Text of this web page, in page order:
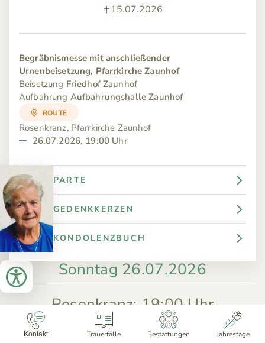
Kontakt Trauerfälle Bestattungen Jahrestage
Büroöffnungszeiten:
8:00–12:00 + 13:00–16:00 Uhr
PARTE
GEDENKKERZEN
KONDOLENZBUCH
15.07.2026
Begräbnismesse mit anschließender
Urnenbeisetzung, Pfarrkirche Zaunhof
Beisetzung Friedhof Zaunhof
Aufbahrung Aufbahrungshalle Zaunhof
ROUTE
Rosenkranz, Pfarrkirche Zaunhof
26.07.2026, 19:00 Uhr
Sonntag 26.07.2026
Rosenkranz: 19:00 Uhr
Marianne Kranewitter